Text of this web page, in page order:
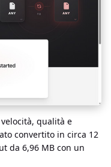
qualità e
convertito in circa 12
da 6,96 MB con un